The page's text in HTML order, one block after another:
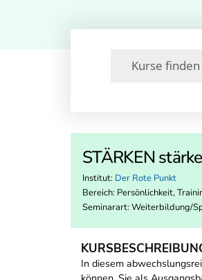
STÄRKEN
Institut: Der Rote Punkt
Bereich: Persönlichkeit,
Seminarart: Weiterbildung/
In diesem